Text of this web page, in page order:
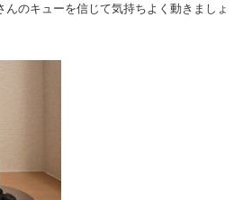
のキューを信じて気持ちよく動きましょ